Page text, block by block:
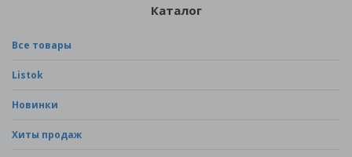
Каталог
Все товары
Listok
Новинки
Хиты продаж